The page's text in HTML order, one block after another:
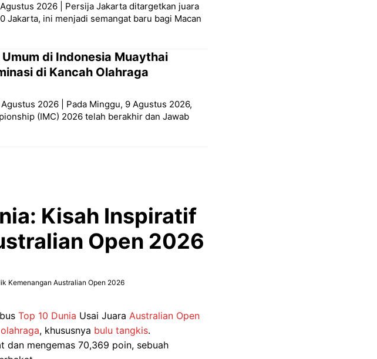
2026 | Persija Jakarta ditargetkan juara
Jakarta, ini menjadi semangat baru bagi Macan
di Indonesia Muaythai
di Kancah Olahraga
2026 | Pada Minggu, 9 Agustus 2026,
(IMC) 2026 telah berakhir dan Jawab
Kisah Inspiratif
Open 2026
Kemenangan Australian Open 2026
Top 10 Dunia Usai Juara Australian Open
olahraga, khususnya bulu tangkis.
dan mengemas 70,369 poin, sebuah